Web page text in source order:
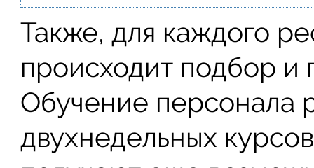
Также, для каждого
происходит подбор и
Обучение персонала
двухнедельных